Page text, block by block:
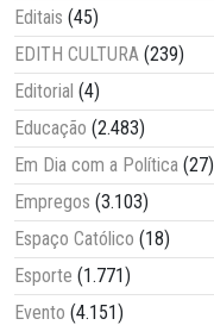
Editais (45)
EDITH CULTURA (239)
Editorial (4)
Educação (2.483)
Em Dia com a Política (27)
Empregos (3.103)
Espaço Católico (18)
Esporte (1.771)
Evento (4.151)